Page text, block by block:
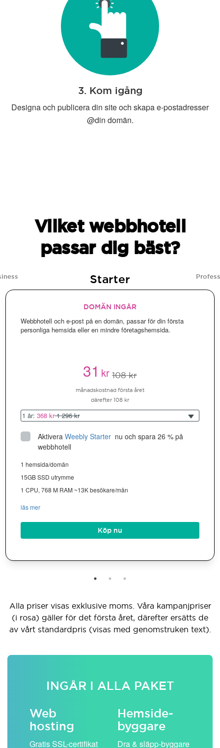
3. Kom igång
Designa och publicera din site och skapa e-postadresser
@din domän.
Vilket webbhotell
passar dig bäst?
Starter
DOMÄN INGÅR
Webbhotell och e-post på en domän, passar för din första
personliga hemsida eller en mindre företagshemsida.
31kr 108 kr
månadskostnad första året
därefter 108 kr
1 år: 368 kr1 296 kr
Aktivera Weebly Starter nu och spara 26 % på
webbhotell
1 hemsida/domän
15GB SSD utrymme
1 CPU, 768 M RAM ~13K besökare/mån
läs mer
Köp nu
Alla priser visas exklusive moms. Våra kampanjpriser
(i rosa) gäller för det första året, därefter ersätts de
av vårt standardpris (visas med genomstruken text).
INGÅR I ALLA PAKET
Web
hosting
Gratis SSL-certifikat
Hemside­
byggare
Dra & släpp-byggare